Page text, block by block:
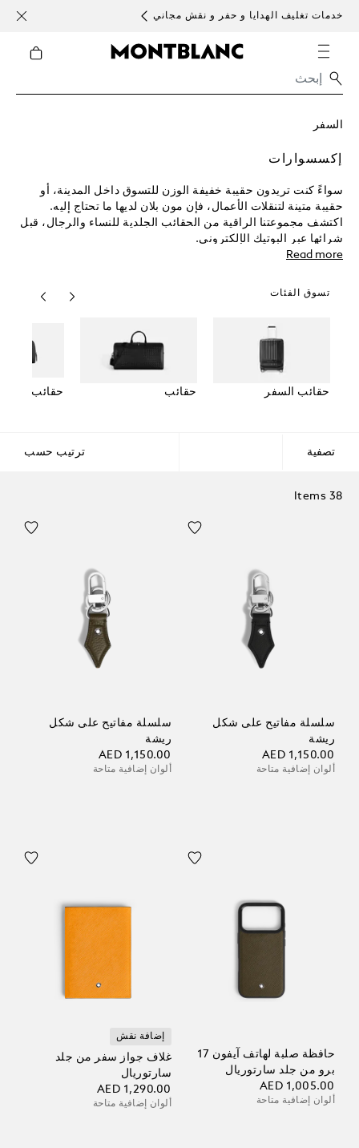
خدمات تغليف الهدايا و حفر و نقش مجاني
الأحد
السفر
إكسسوارات
سواءً كنت تريدون حقيبة خفيفة الوزن للتسوق داخل المدينة، أو
حقيبة متينة لتنقلات الأعمال، فإن مون بلان لديها ما تحتاج إليه.
اكتشف مجموعتنا الراقية من الحقائب الجلدية للنساء والرجال، قبل
شرائها عبر البوتيك الإلكتروني.
Read more
تسوق الفئات
حقائب السفر حقائب حقائب
تصفية ترتيب حسب
38 Items
سلسلة مفاتيح على شكل
ريشة
AED 1,150.00
ألوان إضافية متاحة
سلسلة مفاتيح على شكل
ريشة
AED 1,150.00
ألوان إضافية متاحة
حافظة صلبة لهاتف آيفون 17
برو من جلد سارتوريال
AED 1,005.00
ألوان إضافية متاحة
إضافة نقش
غلاف جواز سفر من جلد
سارتوريال
AED 1,290.00
ألوان إضافية متاحة